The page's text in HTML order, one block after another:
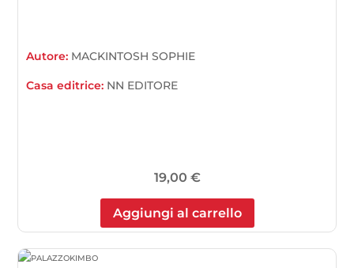
Autore: MACKINTOSH SOPHIE
Casa editrice: NN EDITORE
19,00 €
Aggiungi al carrello